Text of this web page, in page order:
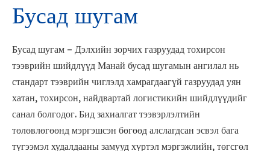
Бусад шугам
Бусад шугам – Дэлхийн зорчих газруудад тохирсон
тээврийн шийдлүүд Манай бусад шугамын ангилал нь
стандарт тээврийн чиглэлд хамрагдаагүй газруудад уян
хатан, тохирсон, найдвартай логистикийн шийдлүүдийг
санал болгодог. Бид захиалгат тээвэрлэлтийн
төлөвлөгөөнд мэргэшсэн бөгөөд алслагдсан эсвэл бага
түгээмэл худалдааны замууд хүртэл мэргэжлийн, төгсгөл